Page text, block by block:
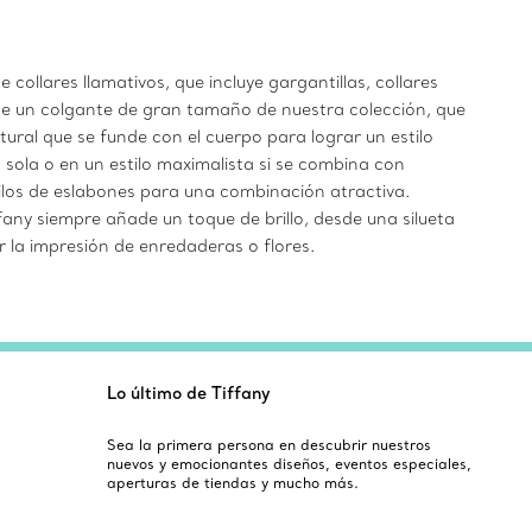
collares llamativos, que incluye gargantillas, collares
un colgante de gran tamaño de nuestra colección, que
que se funde con el cuerpo para lograr un estilo
o en un estilo maximalista si se combina con
de eslabones para una combinación atractiva.
siempre añade un toque de brillo, desde una silueta
impresión de enredaderas o flores.
Lo último de Tiffany
Sea la primera persona en descubrir nuestros
nuevos y emocionantes diseños, eventos especiales,
aperturas de tiendas y mucho más.